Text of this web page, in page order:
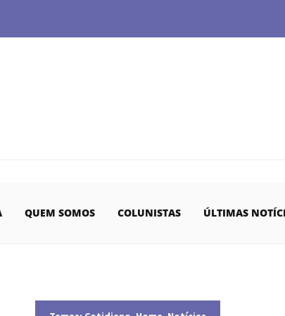
QUEM SOMOS COLUNISTAS ÚLTIMAS